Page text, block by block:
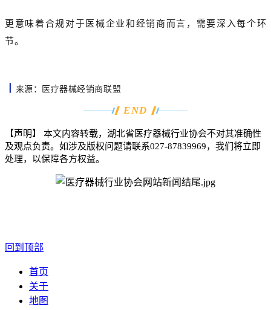
更意味着合规对于医械企业和经销商而言，需要深入每个环
节。
来源：医疗器械经销商联盟
END
【声明】
本文内容转载，湖北省医疗器械行业协会不对其准确性
及观点负责。如涉及版权问题请联系027-87839969，我们将立即
处理，以保障各方权益。
回到顶部
首页
关于
地图